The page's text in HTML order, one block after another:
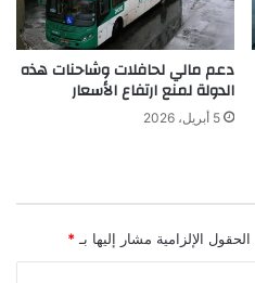
دعم مالي لحافلات وشاحنات هذه
الدولة لمنع ارتفاع الأسعار
5 أبريل، 2026
الحقول الإلزامية مشار إليها بـ *